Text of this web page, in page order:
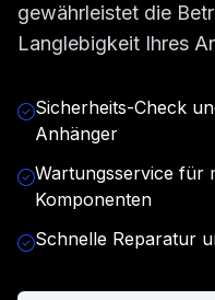
gewährleistet die
Langlebigkeit Ihres
Sicherheits-Check
Anhänger
Wartungsservice für
Komponenten
Schnelle Reparatur